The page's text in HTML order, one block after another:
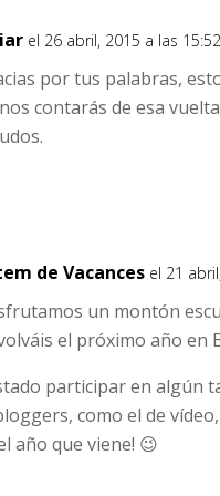
el 26 abril, 2015 a las 15:52
por tus palabras,
contarás de esa
de Vacances el 21
un montón
el próximo año en
participar en algún
como el de
año que viene! 😉